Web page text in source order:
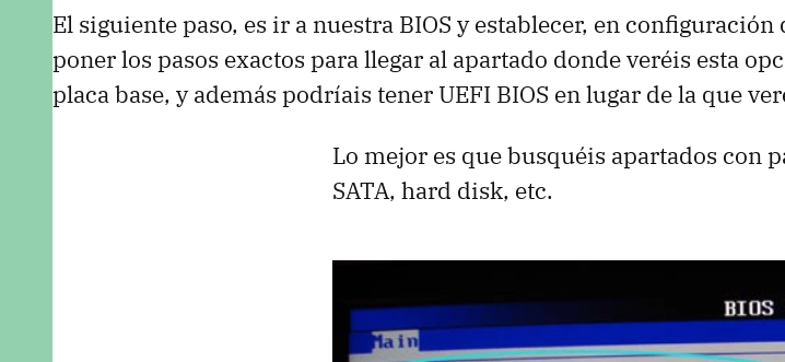
El siguiente paso, es ir a nuestra BIOS y establecer, en configuración
poner los pasos exactos para llegar al apartado donde veréis esta
placa base, y además podríais tener UEFI BIOS en lugar de la que
Lo mejor es que busquéis apartados con
SATA, hard disk, etc.